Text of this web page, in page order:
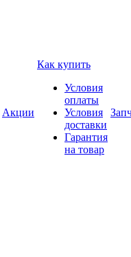
Акции
Как купить
Условия
оплаты
Условия
доставки
Гарантия
на товар